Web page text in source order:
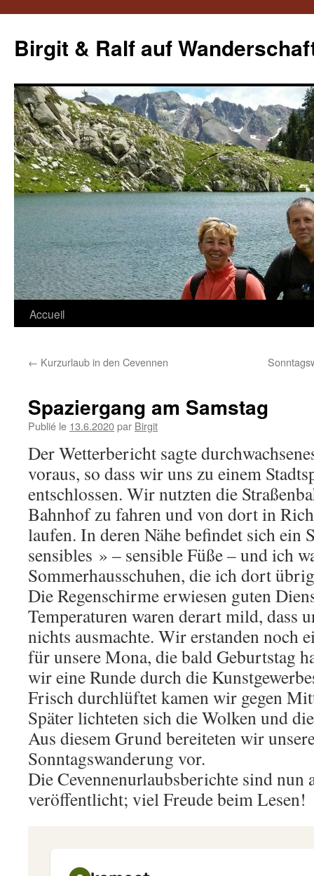
contenu
Birgit & Ralf auf
Accueil
← Kurzurlaub in den Cevennen
Spaziergang am Samstag
Publié le 13.6.2020par Birgit
Der Wetterbericht sagte
voraus, so dass wir uns zu einem
entschlossen. Wir nutzten die
Bahnhof zu fahren und von dort in
laufen. In deren Nähe befindet sich ein
sensibles » – sensible Füße – und ich
Sommerhausschuhen, die ich dort
Die Regenschirme erwiesen guten
Temperaturen waren derart mild, dass
nichts ausmachte. Wir erstanden noch
für unsere Mona, die bald Geburtstag
wir eine Runde durch die
Frisch durchlüftet kamen wir gegen
Später lichteten sich die Wolken und
Aus diesem Grund bereiteten wir
Sonntagswanderung vor.
Die Cevennenurlaubsberichte sind nun
veröffentlicht; viel Freude beim Lesen!